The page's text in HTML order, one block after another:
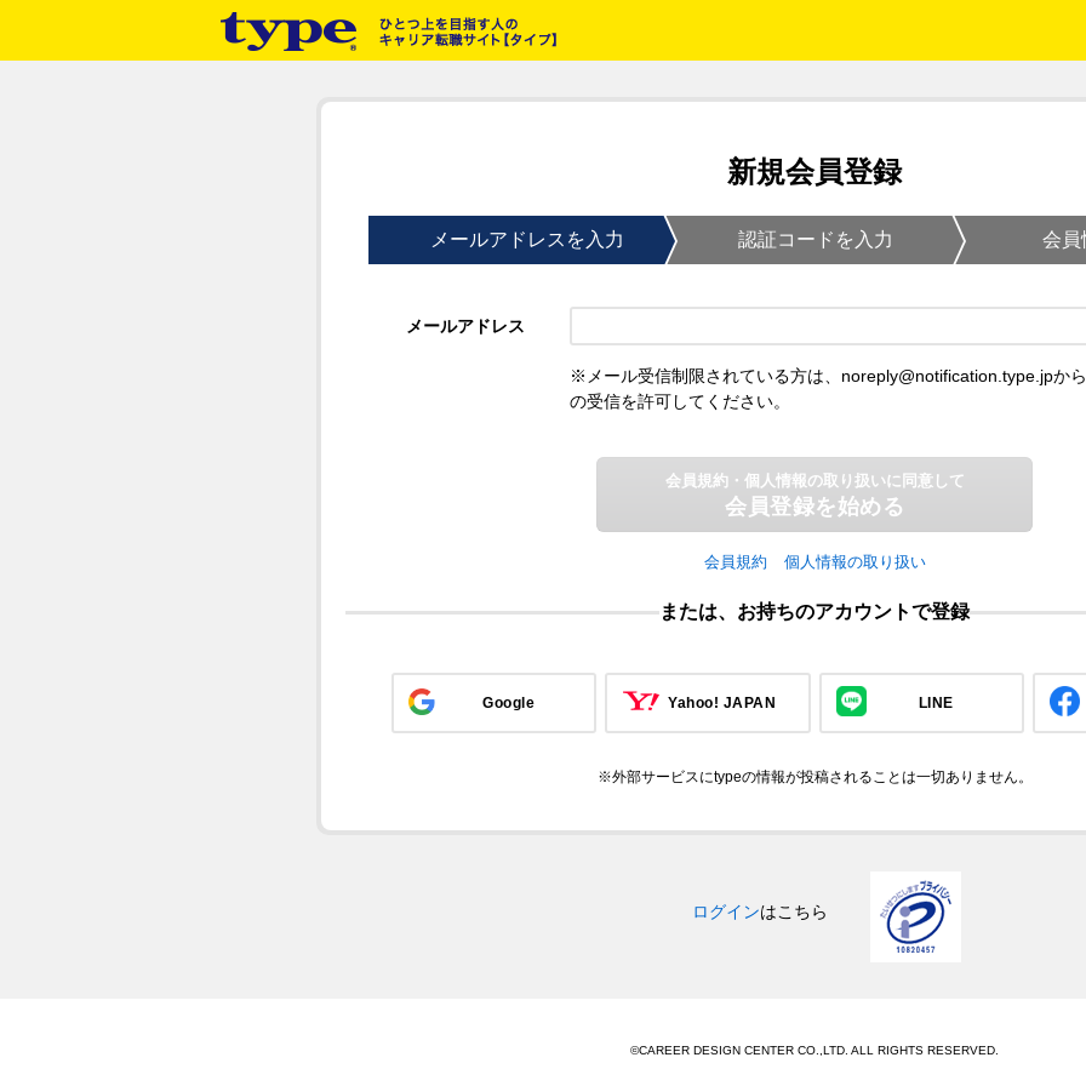
新規会員登録
メールアドレスを入力 認証コードを入力 会員
メールアドレス
※メール受信制限されている方は、noreply@notification.type.jpから
の受信を許可してください。
会員規約・個人情報の取り扱いに同意して
会員登録を始める
会員規約 個人情報の取り扱い
または、お持ちのアカウントで登録
Google Yahoo! JAPAN LINE
※外部サービスにtypeの情報が投稿されることは一切ありません。
ログインはこちら
©CAREER DESIGN CENTER CO.,LTD. ALL RIGHTS RESERVED.